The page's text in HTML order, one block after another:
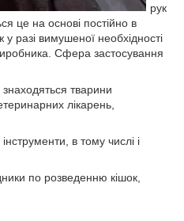
рук
це на основі постійно в
разі вимушеної необхідності
виробника. Сфера застосування
тварини
лікарень,
в тому числі і
по розведенню кішок,